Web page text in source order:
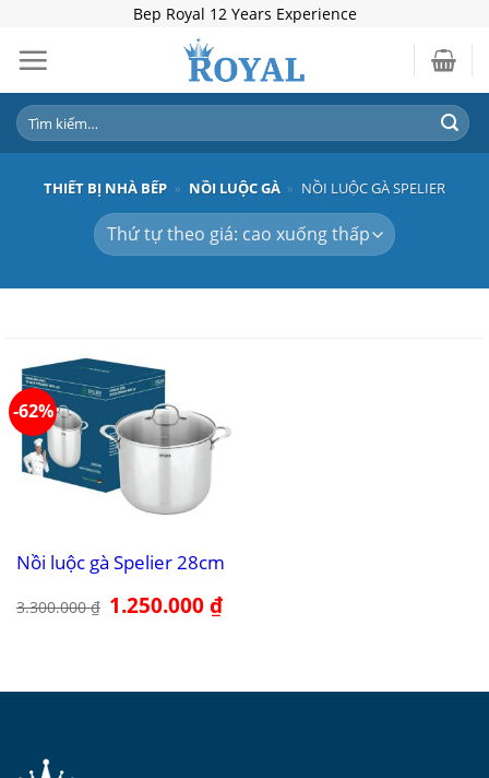
content
Bep Royal 12 Years Experience
Tìm
kiếm:
THIẾT BỊ NHÀ BẾP » NỒI LUỘC GÀ » NỒI LUỘC GÀ SPELIER
-62%
Nồi luộc gà Spelier 28cm
3.300.000₫ Giá
gốc
1.250.000₫Giá
hiện